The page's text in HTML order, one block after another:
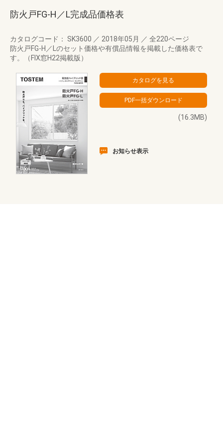
防火戸FG-H／L完成品価格表
カタログコード： SK3600 ／ 2018年05月 ／ 全220ページ
防火戸FG-H／Lのセット価格や有償品情報を掲載した価格表で
す。（FIX窓H22掲載版）
(16.3MB)
お知らせ表示